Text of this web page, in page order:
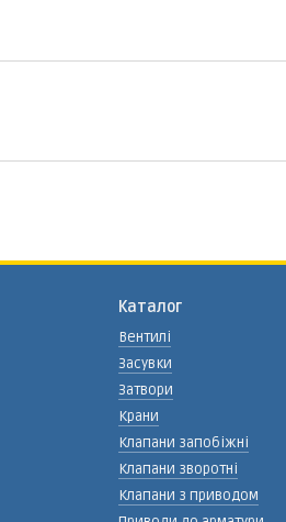
Каталог
Вентилі
Засувки
Затвори
Крани
Клапани запобіжні
Клапани зворотні
Клапани з приводом